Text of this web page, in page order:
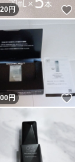
ね！
円
ね！
円